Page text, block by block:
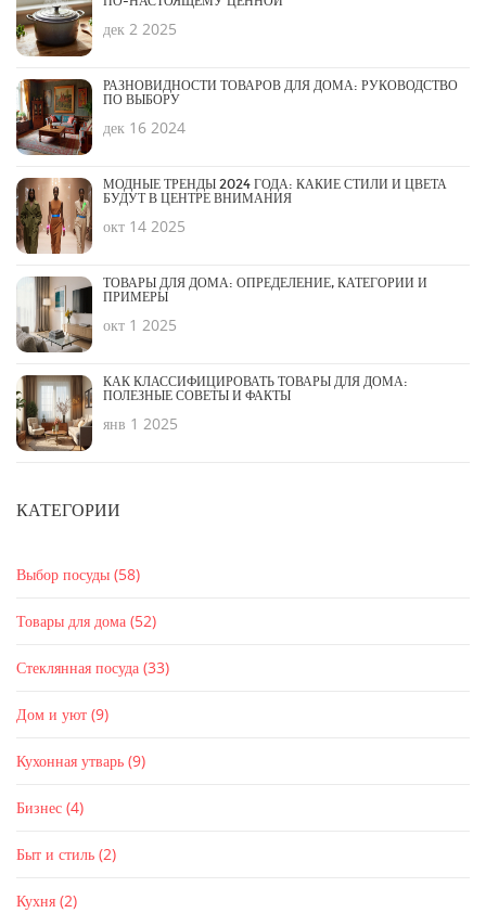
дек 2 2025
РАЗНОВИДНОСТИ ТОВАРОВ ДЛЯ ДОМА: РУКОВОДСТВО
ПО ВЫБОРУ
дек 16 2024
МОДНЫЕ ТРЕНДЫ 2024 ГОДА: КАКИЕ СТИЛИ И ЦВЕТА
БУДУТ В ЦЕНТРЕ ВНИМАНИЯ
окт 14 2025
ТОВАРЫ ДЛЯ ДОМА: ОПРЕДЕЛЕНИЕ, КАТЕГОРИИ И
ПРИМЕРЫ
окт 1 2025
КАК КЛАССИФИЦИРОВАТЬ ТОВАРЫ ДЛЯ ДОМА:
ПОЛЕЗНЫЕ СОВЕТЫ И ФАКТЫ
янв 1 2025
КАТЕГОРИИ
Выбор посуды (58)
Товары для дома (52)
Стеклянная посуда (33)
Дом и уют (9)
Кухонная утварь (9)
Бизнес (4)
Быт и стиль (2)
Кухня (2)